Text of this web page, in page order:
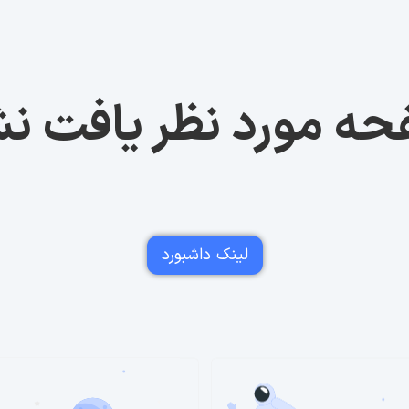
مورد نظر یافت
لینک داشبورد